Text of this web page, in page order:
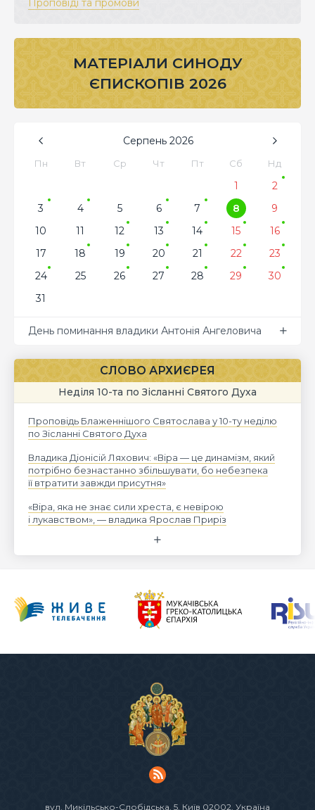
Проповіді та промови
МАТЕРІАЛИ СИНОДУ
ЄПИСКОПІВ 2026
Серпень 2026
Пн Вт Ср Чт Пт Сб Нд
1
2
3
4 5 6 7 8
9
10
11 12 13 14 15
16
17
18 19 20 21 22
23
24
25 26 27 28 29
30
31
День поминання владики Антонія Ангеловича
СЛОВО АРХИЄРЕЯ
Неділя 10-та по Зісланні Святого Духа
Проповідь Блаженнішого Святослава у 10-ту неділю
по Зісланні Святого Духа
Владика Діонісій Ляхович: «Віра — це динамізм, який
потрібно безнастанно збільшувати, бо небезпека
її втратити завжди присутня»
«Віра, яка не знає сили хреста, є невірою
і лукавством», — владика Ярослав Приріз
вул. Микільсько-Слобідська, 5 , Київ 02002, Україна